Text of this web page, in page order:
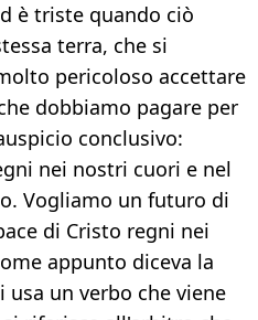
è triste quando ciò
terra, che si
pericoloso accettare
dobbiamo pagare per
conclusivo:
nei nostri cuori e nel
Vogliamo un futuro di
di Cristo regni nei
appunto diceva la
usa un verbo che viene